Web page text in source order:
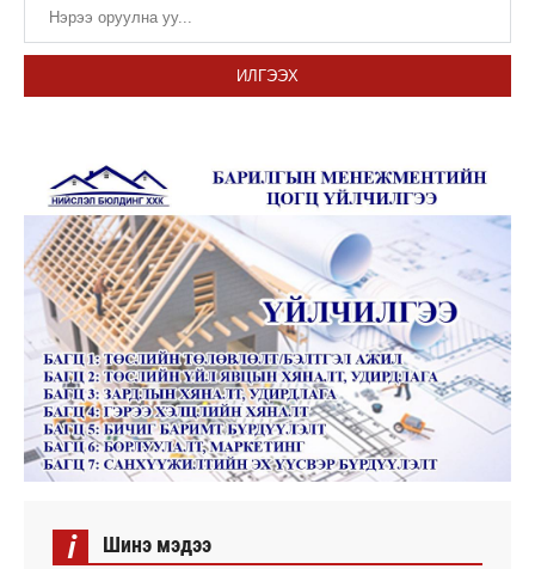
ИЛГЭЭХ
i Шинэ мэдээ